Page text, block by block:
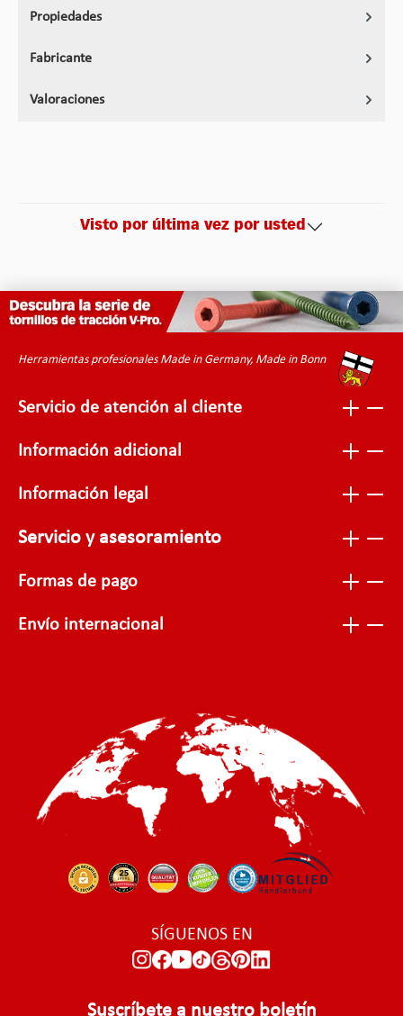
Propiedades
Fabricante
Valoraciones
Visto por última vez por usted
Herramientas profesionales Made in Germany, Made in Bonn
Servicio de atención al cliente
Información adicional
Información legal
Servicio y asesoramiento
Formas de pago
Envío internacional
SÍGUENOS EN
Suscríbete a nuestro boletín